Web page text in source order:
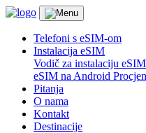
Telefoni s eSIM-om
Instalacija eSIM
Vodič za instalaciju
eSIM na Android
Pitanja
O nama
Kontakt
Destinacije